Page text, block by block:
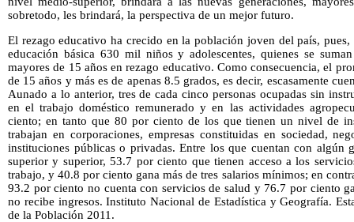
sobretodo, les brindará, la perspectiva de un mejor futuro.
El rezago educativo ha crecido en la población joven del país,
educación básica 630 mil niños y adolescentes, quienes se
mayores de 15 años en rezago educativo. Como consecuencia, el
de 15 años y más es de apenas 8.5 grados, es decir, escasamente
Aunado a lo anterior, tres de cada cinco personas ocupadas sin
en el trabajo doméstico remunerado y en las actividades
ciento; en tanto que 80 por ciento de los que tienen un nivel de
trabajan en corporaciones, empresas constituidas en sociedad,
instituciones públicas o privadas. Entre los que cuentan con algún
superior y superior, 53.7 por ciento que tienen acceso a los
trabajo, y 40.8 por ciento gana más de tres salarios mínimos; en
93.2 por ciento no cuenta con servicios de salud y 76.7 por ciento
no recibe ingresos. Instituto Nacional de Estadística y Geografía.
de la Población 2011.